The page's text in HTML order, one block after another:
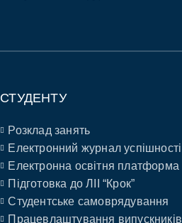
СТУДЕНТУ
Розклад занять
Електронний журнал успішності
Електронна освітня платформа
Підготовка до ЛІІ “Крок”
Студентське самоврядування
Працевлаштування випускників